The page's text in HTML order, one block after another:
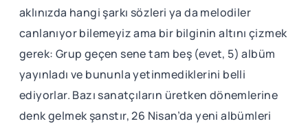
aklınızda hangi şarkı sözleri ya da melodiler
canlanıyor bilemeyiz ama bir bilginin altını çizmek
gerek: Grup geçen sene tam beş (evet, 5) albüm
yayınladı ve bununla yetinmediklerini belli
ediyorlar. Bazı sanatçıların üretken dönemlerine
denk gelmek şanstır, 26 Nisan’da yeni albümleri